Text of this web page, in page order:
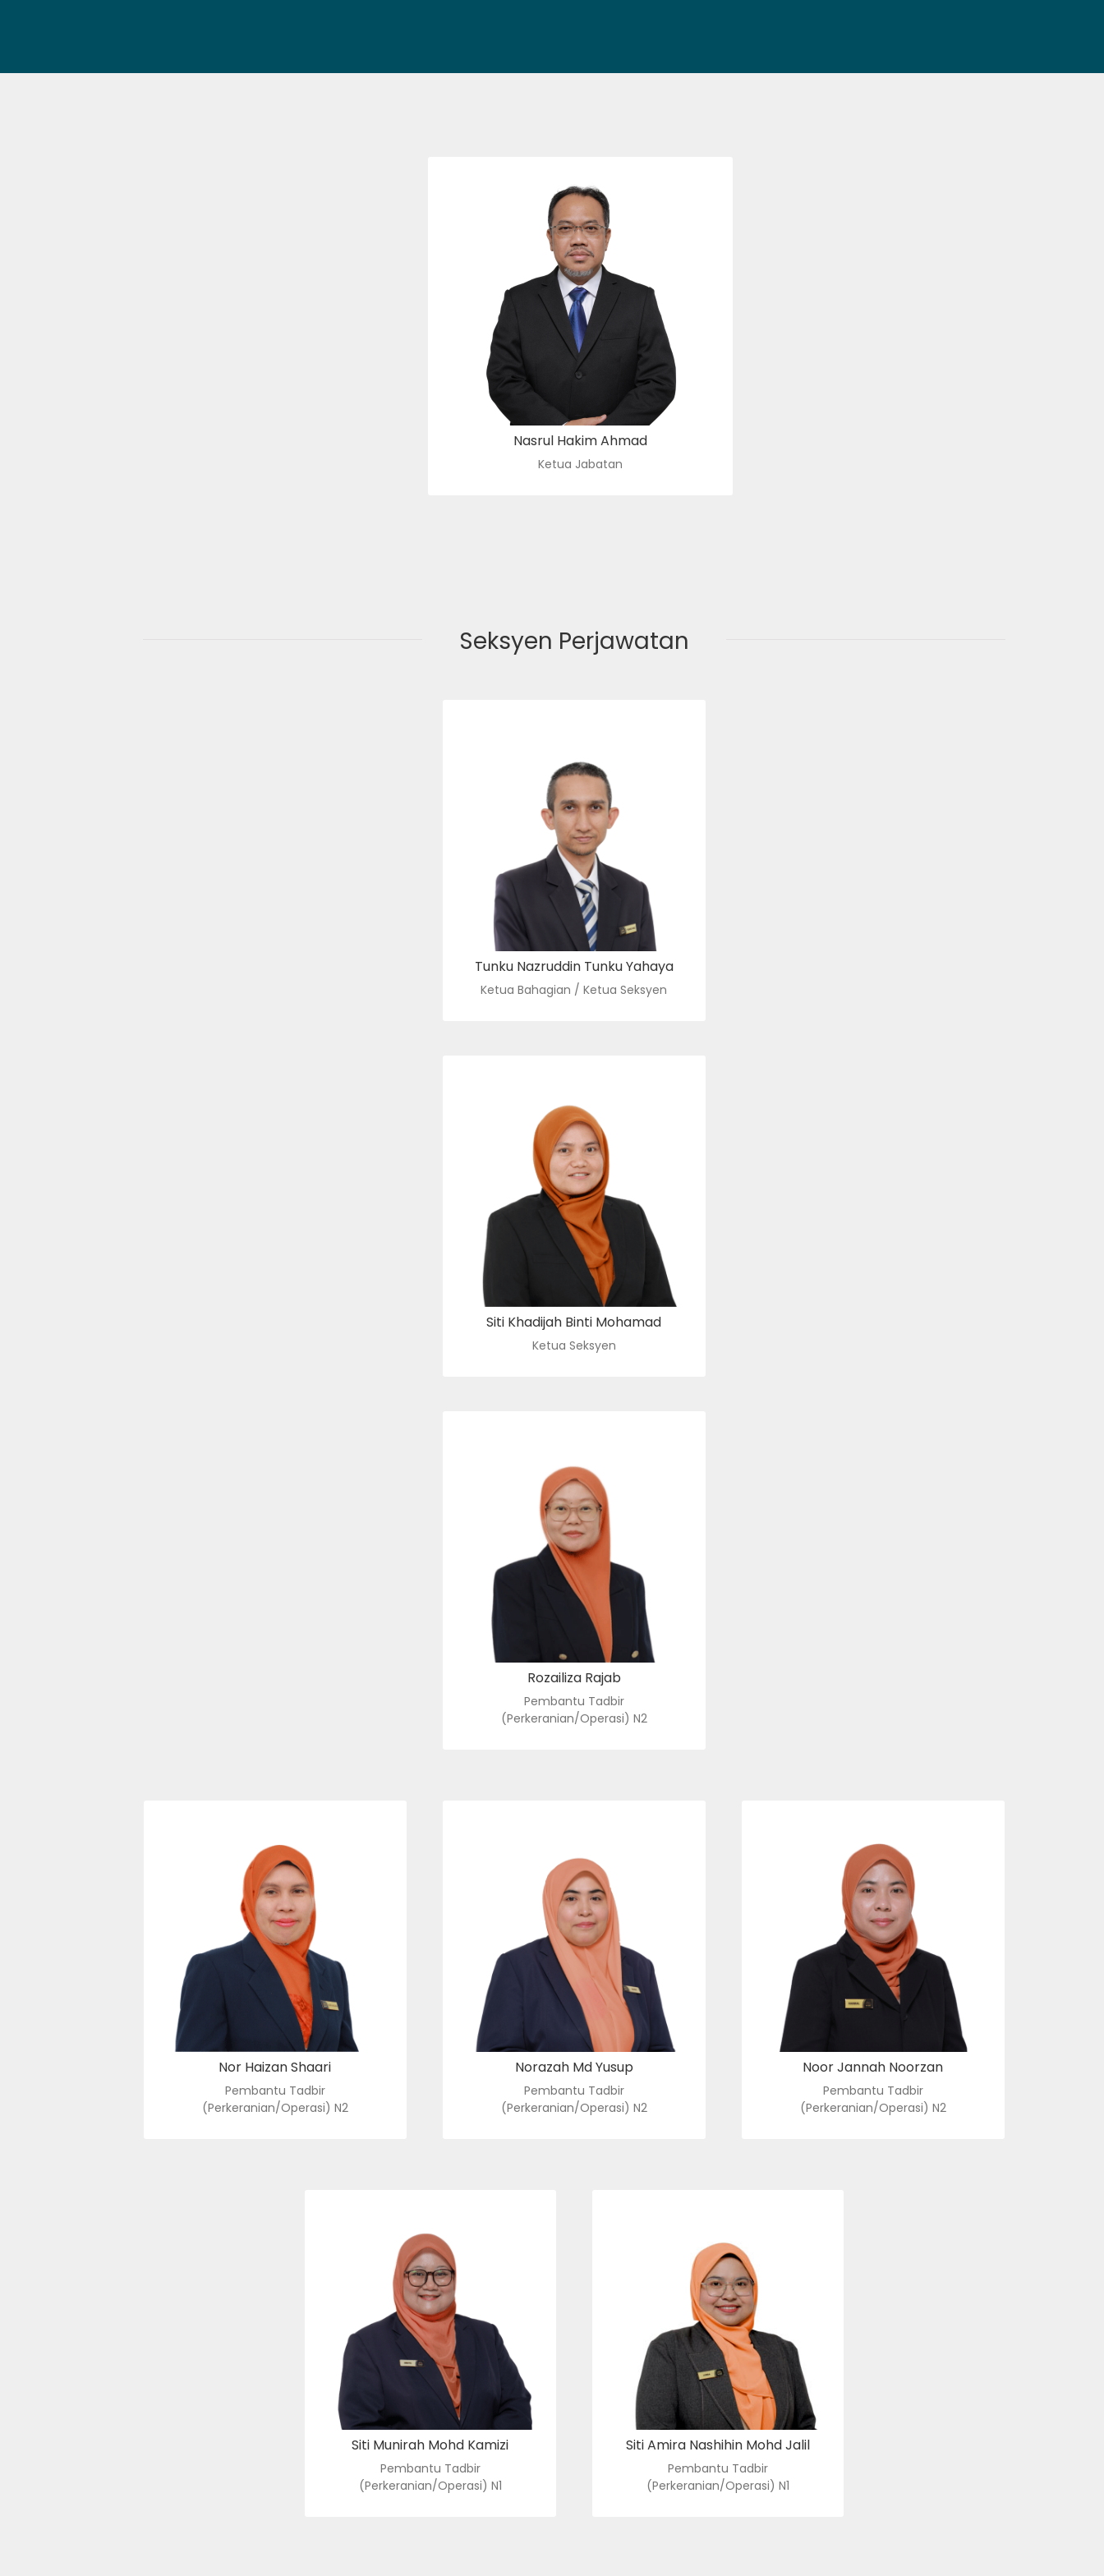
Nasrul Hakim Ahmad
Ketua Jabatan
TIMBALAN PENDAFTAR KANAN N13
e-mel
: ketua.jp@usim.edu.my
no. tel.
: 06-798 8019
Seksyen Perjawatan
Tunku Nazruddin Tunku Yahaya
Ketua Bahagian / Ketua Seksyen
TIMBALAN PENDAFTAR N12
: tunkunaz@usim.edu.my
no. tel.
: 06-798 8128
Siti Khadijah Binti Mohamad
Ketua Seksyen
PENOLONG PENDAFTAR KANAN
N10
e-mel
: sitikhadijah@usim.edu.my
no. tel.
:06-798 8126
Rozailiza Rajab
Pembantu Tadbir
(Perkeranian/Operasi) N2
PEMBANTU TADBIR
(PERKERANIAN/OPERASI) N2
e-mel
: rozailiza@usim.edu.my
no. tel.
: 06-798 8113
Nor Haizan Shaari
Pembantu Tadbir
(Perkeranian/Operasi) N2
PEMBANTU TADBIR
(PERKERANIAN/OPERASI) N2
: norhaizanshaari@usim.edu.my
no. tel.
: 06-798 8018
Norazah Md Yusup
Pembantu Tadbir
(Perkeranian/Operasi) N2
PEMBANTU TADBIR
(PERKERANIAN/OPERASI) N2
e-mel
: norazah@usim.edu.my
no. tel.
: 06-798 8125
Noor Jannah Noorzan
Pembantu Tadbir
(Perkeranian/Operasi) N2
PEMBANTU TADBIR
(PERKERANIAN/OPERASI) N2
e-mel
: noorjannah@usim.edu.my
no. tel.
: 06798 8129
Siti Munirah Mohd Kamizi
Pembantu Tadbir
(Perkeranian/Operasi) N1
PEMBANTU TADBIR
(PERKERANIAN/OPERASI) N1
e-mel
: munirah@usim.edu.my
no. tel.
: 06-798 8164
Siti Amira Nashihin Mohd Jalil
Pembantu Tadbir
(Perkeranian/Operasi) N1
PEMBANTU TADBIR
(PERKERANIAN/OPERASI) N1
e-mel
: amiranashihin@usim.edu.my
no. tel.
: 06-798 8149